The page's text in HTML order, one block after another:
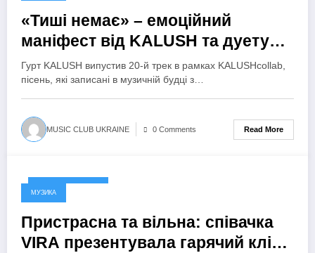
«Тиші немає» – емоційний
маніфест від KALUSH та дуету
Krasna Tysha
Гурт KALUSH випустив 20-й трек в рамках KALUSHcollab,
пісень, які записані в музичній будці з…
MUSIC CLUB UKRAINE 0 Comments Read More
21 Вересня, 2024
МУЗИКА
Пристрасна та вільна: співачка
VIRA презентувала гарячий кліп